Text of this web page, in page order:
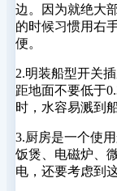
边。因为就绝大
的时候习惯用右
便。
2.明装船型开关
距地面不要低于
时，水容易溅到
3.厨房是一个使
饭煲、电磁炉、
电，还要考虑到